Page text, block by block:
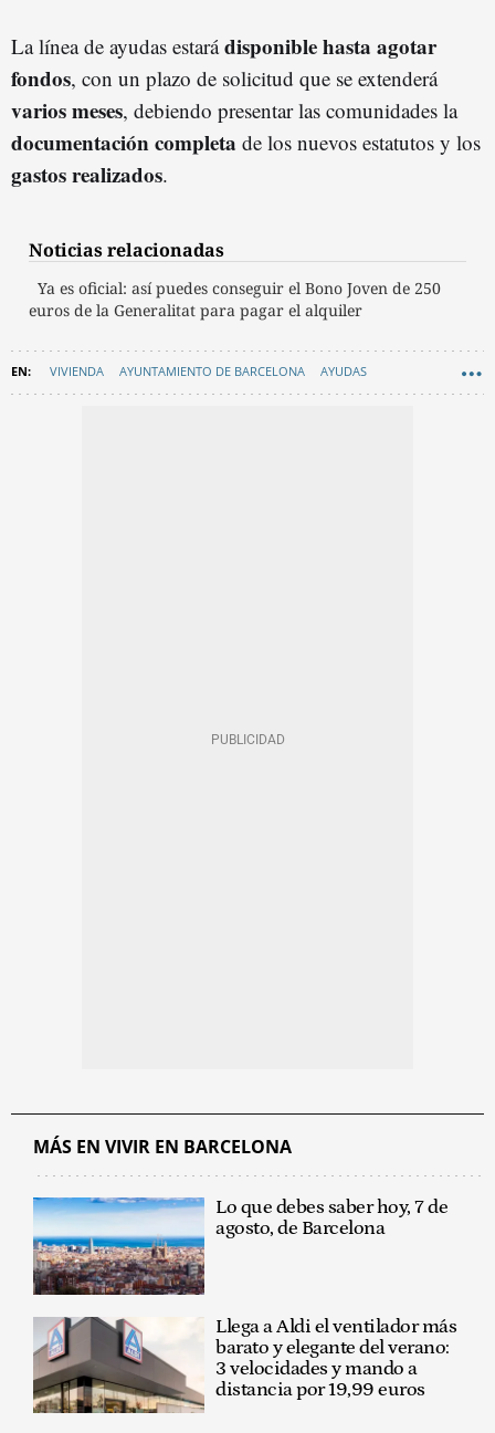
La línea de ayudas estarádisponible hasta agotar
fondos, con un plazo de solicitud que se extenderá
varios meses, debiendo presentar las comunidades la
documentación completa de los nuevos estatutos y los
gastos realizados.
Noticias relacionadas
Ya es oficial: así puedes conseguir el Bono Joven de 250
euros de la Generalitat para pagar el alquiler
VIVIENDA AYUNTAMIENTO DE BARCELONA AYUDAS
MÁS EN VIVIR EN BARCELONA
Lo que debes saber hoy, 7 de
agosto, de Barcelona
Llega a Aldi el ventilador más
barato y elegante del verano:
3 velocidades y mando a
distancia por 19,99 euros